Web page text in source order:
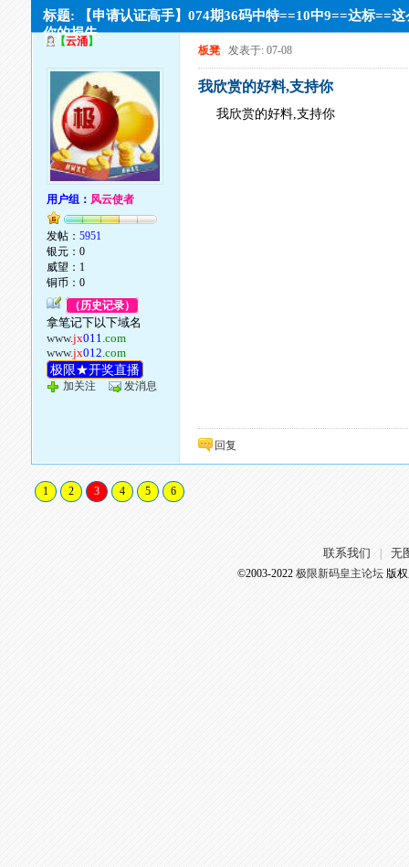
标题: 【申请认证高手】074期36码中特==10中9==达标==
你的损失.
【云涌】
用户组： 风云使者
发帖：5951
银元：0
威望：1
铜币：0
（历史记录）
拿笔记下以下域名
www.jx011.com
www.jx012.com
极限★开奖直播
加关注 发消息
板凳 发表于: 07-08
我欣赏的好料,支持你
我欣赏的好料,支持你
回复
1 2 3 4 5 6
联系我们 无
©2003-2022 极限新码皇主论坛版权